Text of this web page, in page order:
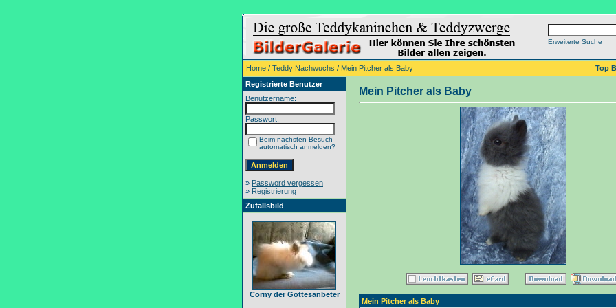
Erweiterte Suche
Home / Teddy Nachwuchs / Mein Pitcher als Baby Top
Registrierte Benutzer
Benutzername:
Passwort:
Beim nächsten Besuch
automatisch anmelden?
» Password vergessen
» Registrierung
Zufallsbild
Corny der Gottesanbeter
Mein Pitcher als Baby
Mein Pitcher als Baby